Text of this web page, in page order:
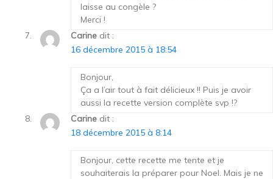
laisse au congèle ?
Merci !
Carine dit :
16 décembre 2015 à 18:54
Bonjour,
Ça a l’air tout à fait délicieux !! Puis je avoir
aussi la recette version complète svp !?
Carine dit :
18 décembre 2015 à 8:14
Bonjour, cette recette me tente et je
souhaiterais la préparer pour Noel. Mais je ne